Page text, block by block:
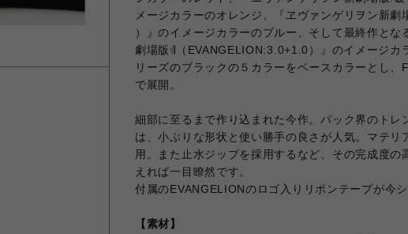
メージカラーのオレンジ、『ヱヴァンゲリヲン新
）』のイメージカラーのブルー、そして最終作とな
劇場版𝄇（EVANGELION:3.0+1.0）』のイメージカ
リーズのブラックの５カラーをベースカラーとし
で展開。
細部に至るまで作り込まれた今作。バック界のトレ
は、小ぶりな形状と使い勝手の良さが人気。マテリ
用。また止水ジップを採用するなど、その完成度の
えれば一目瞭然です。
付属のEVANGELIONのロゴ入りリボンテープが今シ
【素材】